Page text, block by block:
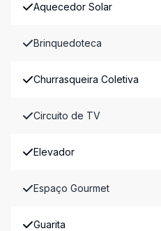
Aquecedor Solar
Brinquedoteca
Churrasqueira Coletiva
Circuito de TV
Elevador
Espaço Gourmet
Guarita